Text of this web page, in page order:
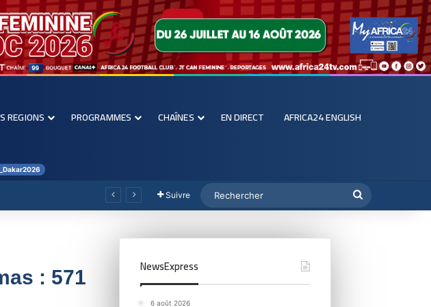
REGIONS PROGRAMMES CHAÎNES EN DIRECT AFRICA24 ENGLISH
Suivre
: 571
NewsExpress
6 août 2026